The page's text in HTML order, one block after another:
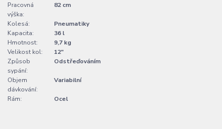
Pracovná
výška:
82 cm
Kolesá:
Pneumatiky
Kapacita:
36 l
Hmotnost:
9,7 kg
Velikost kol:
12"
Způsob
sypání:
Odstřeďováním
Objem
dávkování:
Variabilní
Rám: Ocel